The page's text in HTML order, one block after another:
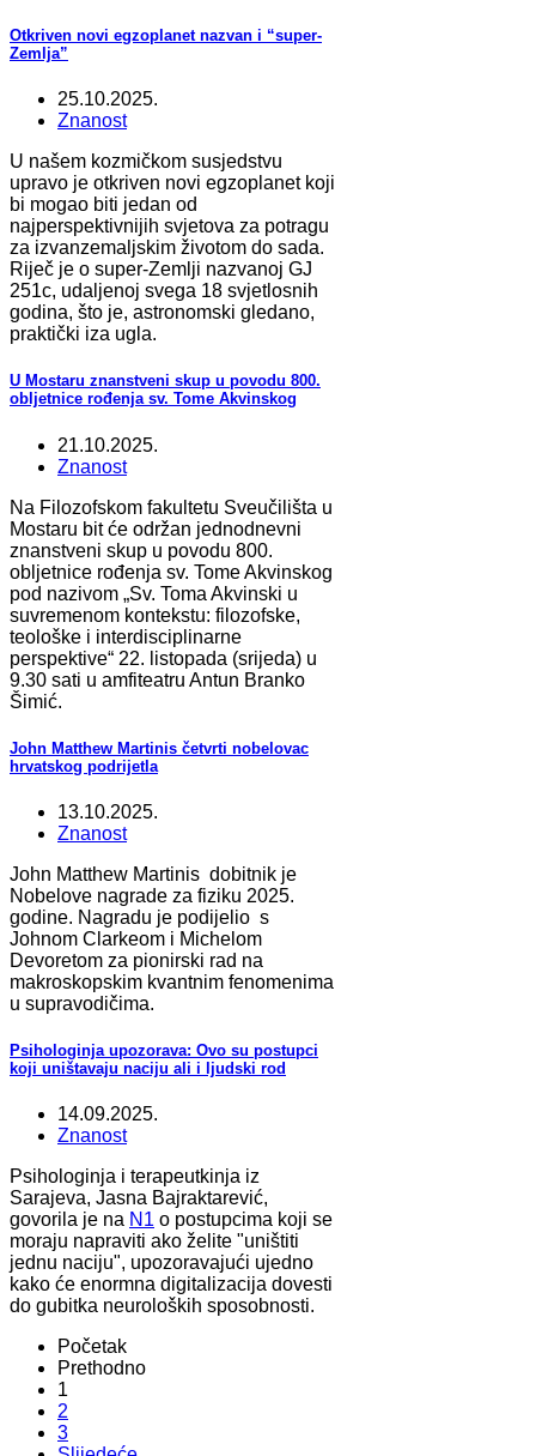
Otkriven novi egzoplanet nazvan i “super-
Zemlja”
25.10.2025.
Znanost
U našem kozmičkom susjedstvu
upravo je otkriven novi egzoplanet koji
bi mogao biti jedan od
najperspektivnijih svjetova za potragu
za izvanzemaljskim životom do sada.
Riječ je o super-Zemlji nazvanoj GJ
251c, udaljenoj svega 18 svjetlosnih
godina, što je, astronomski gledano,
praktički iza ugla.
U Mostaru znanstveni skup u povodu 800.
obljetnice rođenja sv. Tome Akvinskog
21.10.2025.
Znanost
Na Filozofskom fakultetu Sveučilišta u
Mostaru bit će održan jednodnevni
znanstveni skup u povodu 800.
obljetnice rođenja sv. Tome Akvinskog
pod nazivom „Sv. Toma Akvinski u
suvremenom kontekstu: filozofske,
teološke i interdisciplinarne
perspektive“ 22. listopada (srijeda) u
9.30 sati u amfiteatru Antun Branko
Šimić.
John Matthew Martinis četvrti nobelovac
hrvatskog podrijetla
13.10.2025.
Znanost
John Matthew Martinis dobitnik je
Nobelove nagrade za fiziku 2025.
godine. Nagradu je podijelio s
Johnom Clarkeom i Michelom
Devoretom za pionirski rad na
makroskopskim kvantnim fenomenima
u supravodičima.
Psihologinja upozorava: Ovo su postupci
koji uništavaju naciju ali i ljudski rod
14.09.2025.
Znanost
Psihologinja i terapeutkinja iz
Sarajeva, Jasna Bajraktarević,
govorila je na N1 o postupcima koji se
moraju napraviti ako želite "uništiti
jednu naciju", upozoravajući ujedno
kako će enormna digitalizacija dovesti
do gubitka neuroloških sposobnosti.
Početak
Prethodno
1
2
3